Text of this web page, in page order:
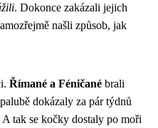
. Dokonce zakázali jejich
našli způsob, jak
Římané a Féničané brali
dokázaly za pár týdnů
tak se kočky dostaly po moři